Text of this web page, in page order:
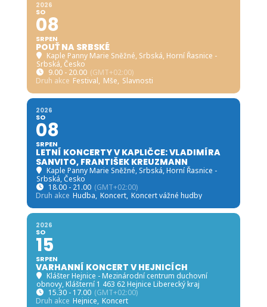
2026
SO
08
SRPEN
POUŤ NA SRBSKÉ
Kaple Panny Marie Sněžné, Srbská, Horní Řasnice -
Srbská, Česko
9.00 - 20.00 (GMT+02:00)
Druh akce Festival, Mše, Slavnosti
2026
SO
08
SRPEN
LETNÍ KONCERTY V KAPLIČCE: VLADIMÍRA
SANVITO, FRANTIŠEK KREUZMANN
Kaple Panny Marie Sněžné, Srbská, Horní Řasnice -
Srbská, Česko
18.00 - 21.00 (GMT+02:00)
Druh akce Hudba, Koncert, Koncert vážné hudby
2026
SO
15
SRPEN
VARHANNÍ KONCERT V HEJNICÍCH
Klášter Hejnice - Mezinárodní centrum duchovní
obnovy, Klášterní 1 463 62 Hejnice Liberecký kraj
15.30 - 17.00 (GMT+02:00)
Druh akce Hejnice, Koncert